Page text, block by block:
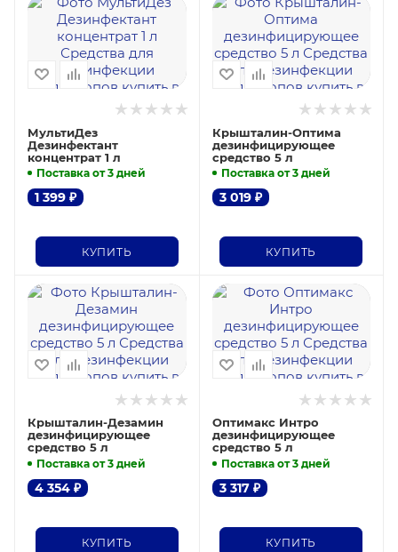
МультиДез
Дезинфектант
концентрат 1 л
Поставка от 3 дней
1 399 ₽
КУПИТЬ
Крышталин-Оптима
дезинфицирующее
средство 5 л
Поставка от 3 дней
3 019₽
КУПИТЬ
Крышталин-Дезамин
дезинфицирующее
средство 5 л
Поставка от 3 дней
4 354 ₽
КУПИТЬ
Оптимакс Интро
дезинфицирующее
средство 5 л
Поставка от 3 дней
3 317₽
КУПИТЬ